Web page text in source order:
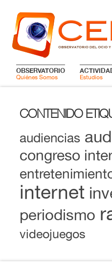
OBSERVATORIO
Quiénes Somos Estudios
CONTENIDO
audiencias
congreso
internet
periodismo
videojuegos